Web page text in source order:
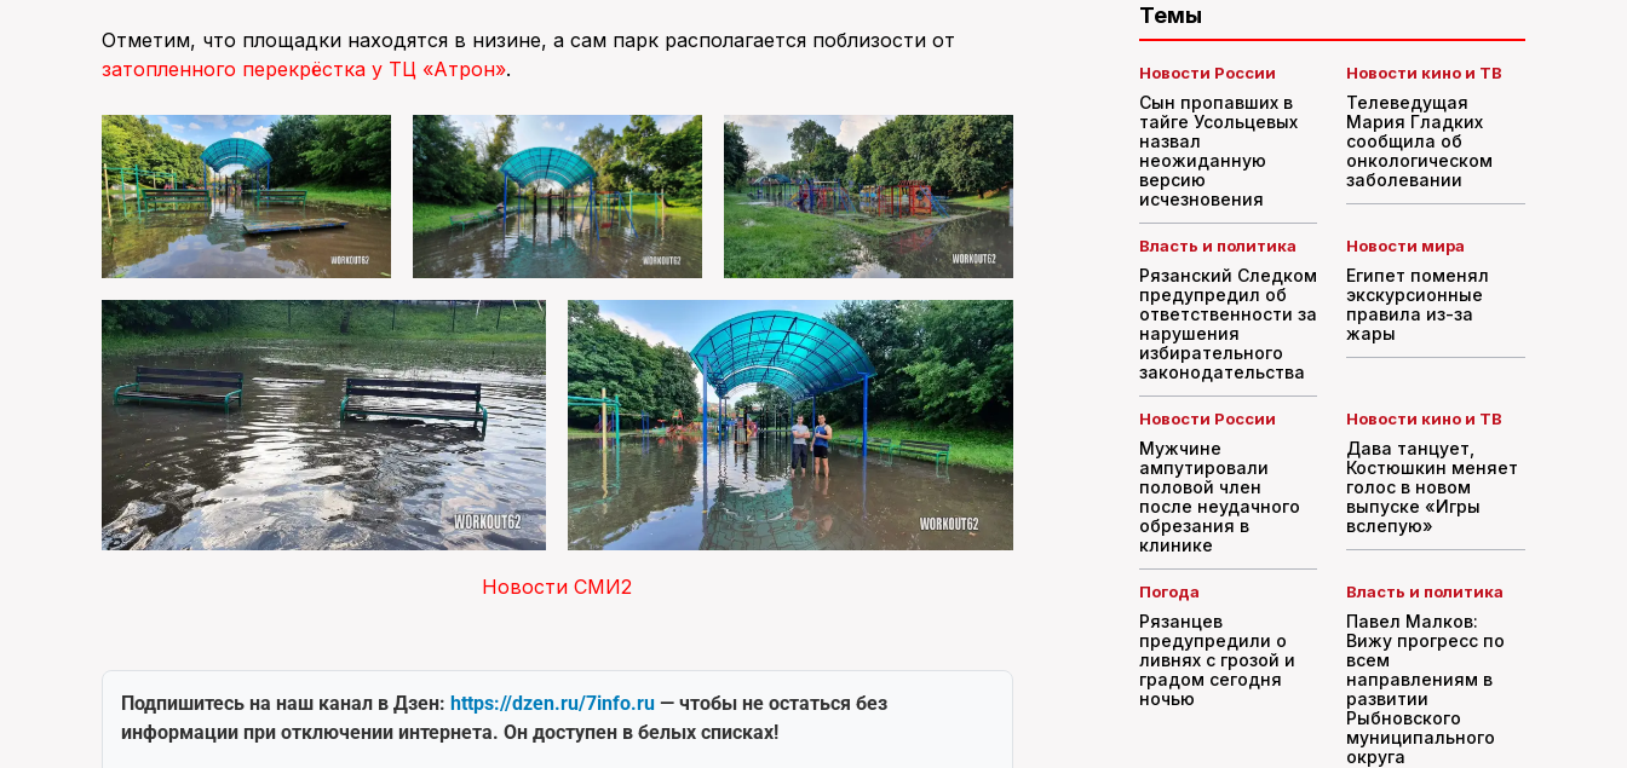
Отметим, что площадки находятся в низине, а сам парк располагается поблизости от
затопленного перекрёстка у ТЦ «Атрон».
Новости СМИ2
Подпишитесь на наш канал в Дзен: https://dzen.ru/7info.ru — чтобы не остаться без
информации при отключении интернета. Он доступен в белых списках!
Темы
Новости России
Сын пропавших в
тайге Усольцевых
назвал
неожиданную
версию
исчезновения
Новости кино и ТВ
Телеведущая
Мария Гладких
сообщила об
онкологическом
заболевании
Власть и политика
Рязанский Следком
предупредил об
ответственности за
нарушения
избирательного
законодательства
Новости мира
Египет поменял
экскурсионные
правила из-за
жары
Новости России
Мужчине
ампутировали
половой член
после неудачного
обрезания в
клинике
Новости кино и ТВ
Дава танцует,
Костюшкин меняет
голос в новом
выпуске «Игры
вслепую»
Погода
Рязанцев
предупредили о
ливнях с грозой и
градом сегодня
ночью
Власть и политика
Павел Малков:
Вижу прогресс по
всем
направлениям в
развитии
Рыбновского
муниципального
округа